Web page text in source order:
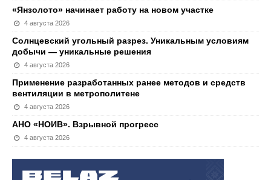
«Янзолото» начинает работу на новом участке
4 августа 2026
Солнцевский угольный разрез. Уникальным условиям
добычи — уникальные решения
4 августа 2026
Применение разработанных ранее методов и средств
вентиляции в метрополитене
4 августа 2026
АНО «НОИВ». Взрывной прогресс
4 августа 2026